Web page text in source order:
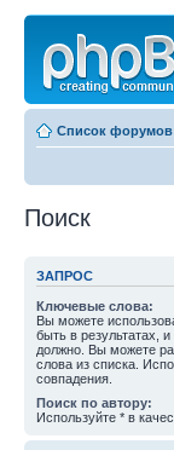
Список форумов
Поиск
ЗАПРОС
Ключевые слова:
Вы можете
быть в результатах, и
должно. Вы можете
слова из списка.
совпадения.
Поиск по автору:
Используйте * в